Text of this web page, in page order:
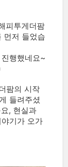
피투게더팜
먼저 들었습
행했네요~
팜의 시작
들려주셨
, 현실과
기가 오가